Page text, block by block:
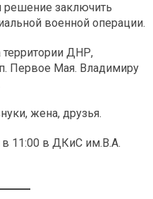
решение заключить
военной операции.
территории ДНР,
Первое Мая. Владимиру
жена, друзья.
11:00 в ДКиС им.В.А.